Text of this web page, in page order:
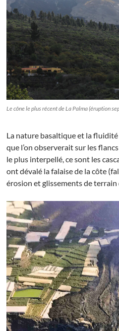
Le cône le plus récent de La Palma (éruption
La nature basaltique et la
que l’on observerait sur les
le plus interpellé, ce sont les
ont dévalé la falaise de la côte
érosion et glissements de terrain